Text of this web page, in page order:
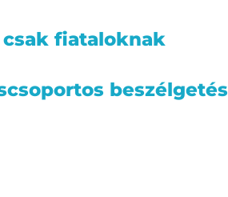
fiataloknak
beszélgetés